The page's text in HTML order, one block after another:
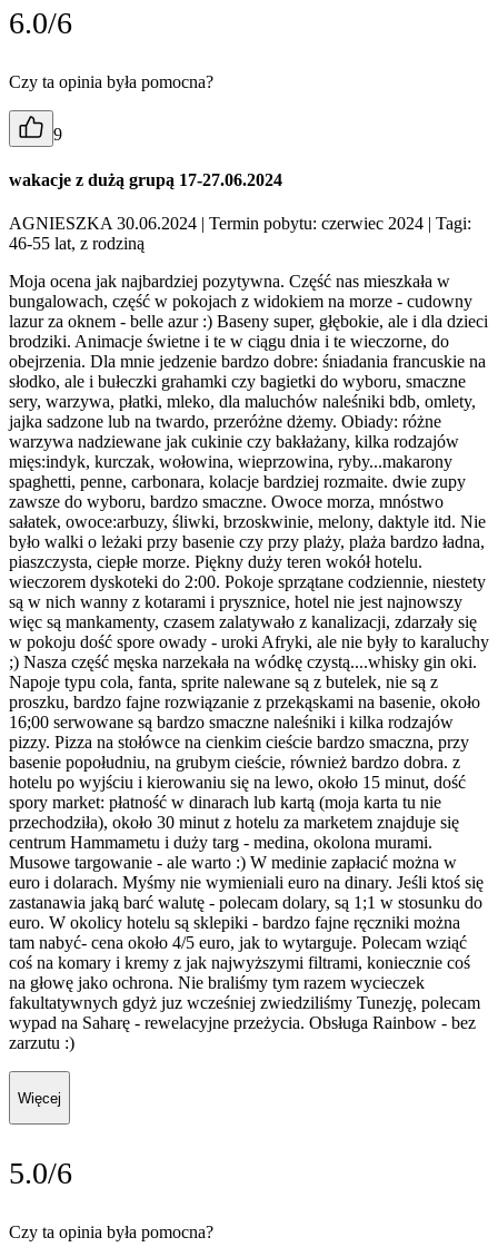
6.0/6
Czy ta opinia była pomocna?
9
wakacje z dużą grupą 17-27.06.2024
AGNIESZKA 30.06.2024 | Termin pobytu: czerwiec 2024 | Tagi:
46-55 lat, z rodziną
Moja ocena jak najbardziej pozytywna. Część nas mieszkała w
bungalowach, część w pokojach z widokiem na morze - cudowny
lazur za oknem - belle azur :) Baseny super, głębokie, ale i dla dzieci
brodziki. Animacje świetne i te w ciągu dnia i te wieczorne, do
obejrzenia. Dla mnie jedzenie bardzo dobre: śniadania francuskie na
słodko, ale i bułeczki grahamki czy bagietki do wyboru, smaczne
sery, warzywa, płatki, mleko, dla maluchów naleśniki bdb, omlety,
jajka sadzone lub na twardo, przeróżne dżemy. Obiady: różne
warzywa nadziewane jak cukinie czy bakłażany, kilka rodzajów
mięs:indyk, kurczak, wołowina, wieprzowina, ryby...makarony
spaghetti, penne, carbonara, kolacje bardziej rozmaite. dwie zupy
zawsze do wyboru, bardzo smaczne. Owoce morza, mnóstwo
sałatek, owoce:arbuzy, śliwki, brzoskwinie, melony, daktyle itd. Nie
było walki o leżaki przy basenie czy przy plaży, plaża bardzo ładna,
piaszczysta, ciepłe morze. Piękny duży teren wokół hotelu.
wieczorem dyskoteki do 2:00. Pokoje sprzątane codziennie, niestety
są w nich wanny z kotarami i prysznice, hotel nie jest najnowszy
więc są mankamenty, czasem zalatywało z kanalizacji, zdarzały się
w pokoju dość spore owady - uroki Afryki, ale nie były to karaluchy
;) Nasza część męska narzekała na wódkę czystą....whisky gin oki.
Napoje typu cola, fanta, sprite nalewane są z butelek, nie są z
proszku, bardzo fajne rozwiązanie z przekąskami na basenie, około
16;00 serwowane są bardzo smaczne naleśniki i kilka rodzajów
pizzy. Pizza na stołówce na cienkim cieście bardzo smaczna, przy
basenie popołudniu, na grubym cieście, również bardzo dobra. z
hotelu po wyjściu i kierowaniu się na lewo, około 15 minut, dość
spory market: płatność w dinarach lub kartą (moja karta tu nie
przechodziła), około 30 minut z hotelu za marketem znajduje się
centrum Hammametu i duży targ - medina, okolona murami.
Musowe targowanie - ale warto :) W medinie zapłacić można w
euro i dolarach. Myśmy nie wymieniali euro na dinary. Jeśli ktoś się
zastanawia jaką barć walutę - polecam dolary, są 1;1 w stosunku do
euro. W okolicy hotelu są sklepiki - bardzo fajne ręczniki można
tam nabyć- cena około 4/5 euro, jak to wytarguje. Polecam wziąć
coś na komary i kremy z jak najwyższymi filtrami, koniecznie coś
na głowę jako ochrona. Nie braliśmy tym razem wycieczek
fakultatywnych gdyż juz wcześniej zwiedziliśmy Tunezję, polecam
wypad na Saharę - rewelacyjne przeżycia. Obsługa Rainbow - bez
zarzutu :)
Więcej
5.0/6
Czy ta opinia była pomocna?